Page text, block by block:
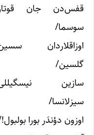
جان قوتار
سسین
نیسگیللی
دؤندَر بورا بولبول!/